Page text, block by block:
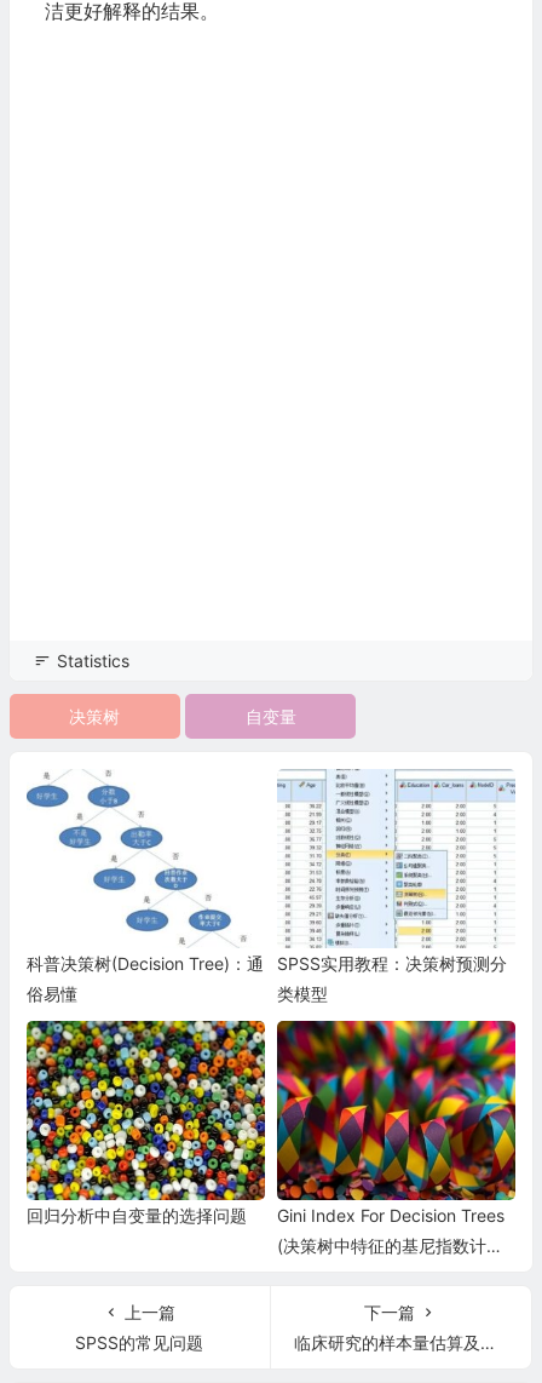
洁更好解释的结果。
Statistics
决策树 自变量
科普决策树(Decision Tree)：通
俗易懂
SPSS实用教程：决策树预测分
类模型
回归分析中自变量的选择问题
Gini Index For Decision Trees
(决策树中特征的基尼指数计算
上一篇
SPSS的常见问题
下一篇
临床研究的样本量估算及其影响因素